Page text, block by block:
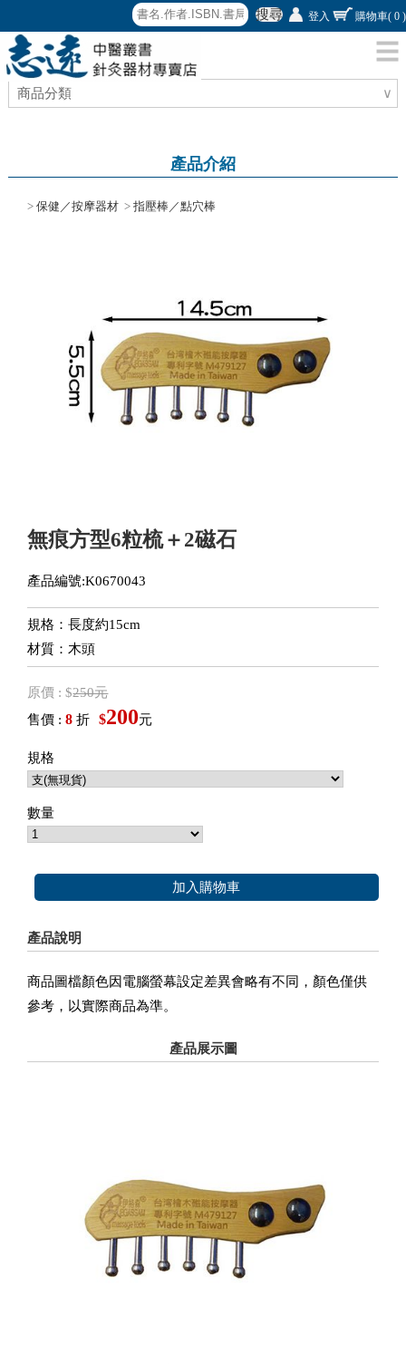
搜尋 登入 購物車( 0 )
商品分類 ∨
產品介紹
>保健／按摩器材 >指壓棒／點穴棒
無痕方型6粒梳＋2磁石
產品編號:K0670043
規格：長度約15cm
材質：木頭
原價 : $250元
售價 :8 折 $200元
規格
數量
加入購物車
產品說明
商品圖檔顏色因電腦螢幕設定差異會略有不同，顏色僅供
參考，以實際商品為準。
產品展示圖